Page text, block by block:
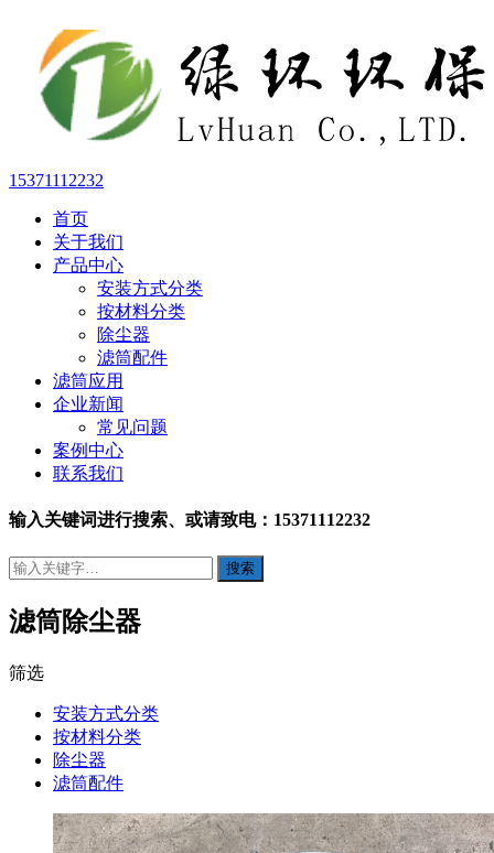
15371112232
首页
关于我们
产品中心
安装方式分类
按材料分类
除尘器
滤筒配件
滤筒应用
企业新闻
常见问题
案例中心
联系我们
输入关键词进行搜索、或请致电：15371112232
滤筒除尘器
筛选
安装方式分类
按材料分类
除尘器
滤筒配件